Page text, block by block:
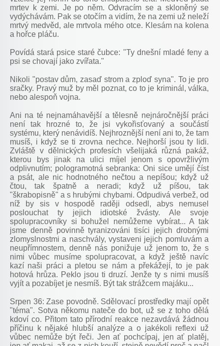
mrtev k zemi. Je po něm. Odvracím se a skloněný se
vydýchávám. Pak se otočím a vidím, že na zemi už neleží
mrtvý medvěd, ale mrtvola mého otce. Klesám na kolena
a hořce pláču.
Povídá stará psice staré čubce: "Ty dnešní mladé feny a
psi se chovají jako zvířata."
Nikoli "postav dům, zasaď strom a zploď syna". To je pro
sračky. Pravý muž by měl poznat, co to je kriminál, válka,
nebo alespoň vojna.
Ani na té nejnamáhavější a tělesně nejnáročnější práci
není tak hrozné to, že jsi vykořisťovaný a součástí
systému, který nenávidíš. Nejhroznější není ani to, že tam
musíš, i když se ti zrovna nechce. Nejhorší jsou ty lidi.
Zvláště v dělnických profesích všelijaká různá pakáž,
kterou bys jinak na ulici míjel jenom s opovržlivým
odplivnutím; pologramotná sebranka: Oni sice umějí číst
a psát, ale nic hodnotného nečtou a nepíšou; když už
čtou, tak špatně a neradi; když už píšou, tak
"škrabopisně" a s hrubými chybami. Odpudivá verbež, od
níž by sis v hospodě raději odsedl, abys nemusel
poslouchat ty jejich idiotské žvásty. Ale svoje
spolupracovníky si bohužel nemůžeme vybírat... A tak
jsme denně povinně tyranizováni tisíci jejich drobnými
zlomyslnostmi a naschvály, vystaveni jejich pomluvám a
neupřímnostem, denně nás ponižuje už jenom to, že s
nimi vůbec musíme spolupracovat, a když ještě navíc
kazí naši práci a pletou se nám a překážejí, to je pak
hotová hrůza. Peklo jsou ti druzí. Jenže ty s nimi musíš
vyjít a pozabíjet je nesmíš. Být tak strážcem majáku...
Srpen 36: Zase povodně. Sdělovací prostředky mají opět
"téma". Sotva někomu nateče do bot, už se z toho dělá
kdoví co. Přitom tato přírodní reakce nezavdává žádnou
příčinu k nějaké hlubší analýze a o jakékoli reflexi už
vůbec nemůže být řeči. Jen ať pochcípaj, jen ať platěj,